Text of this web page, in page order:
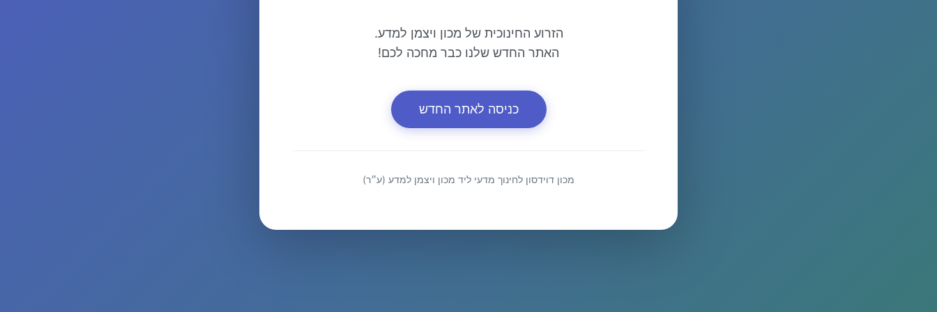
הזרוע החינוכית של מכון ויצמן למדע.
האתר החדש שלנו כבר מחכה לכם!
כניסה לאתר החדש
מכון דוידסון לחינוך מדעי ליד מכון ויצמן למדע (ע״ר)